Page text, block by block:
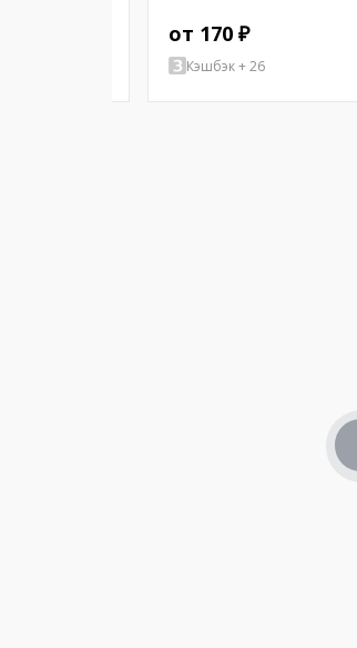
от 170 ₽
Кэшбэк + 26